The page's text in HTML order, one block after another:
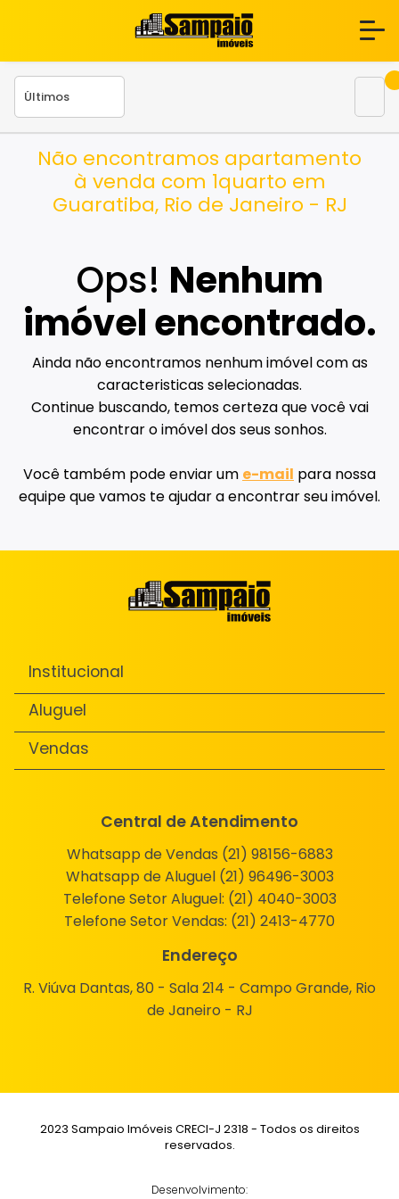
Não encontramos apartamento
à venda com 1quarto em
Guaratiba, Rio de Janeiro - RJ
Ops! Nenhum
imóvel encontrado.
Ainda não encontramos nenhum imóvel com as
caracteristicas selecionadas.
Continue buscando, temos certeza que você vai
encontrar o imóvel dos seus sonhos.
Você também pode enviar um e-mail para nossa
equipe que vamos te ajudar a encontrar seu imóvel.
Institucional
Aluguel
Vendas
Central de Atendimento
Whatsapp de Vendas (21) 98156-6883
Whatsapp de Aluguel (21) 96496-3003
Telefone Setor Aluguel: (21) 4040-3003
Telefone Setor Vendas: (21) 2413-4770
Endereço
R. Viúva Dantas, 80 - Sala 214 - Campo Grande, Rio
de Janeiro - RJ
2023 Sampaio Imóveis CRECI-J 2318 - Todos os direitos
reservados.
Desenvolvimento: